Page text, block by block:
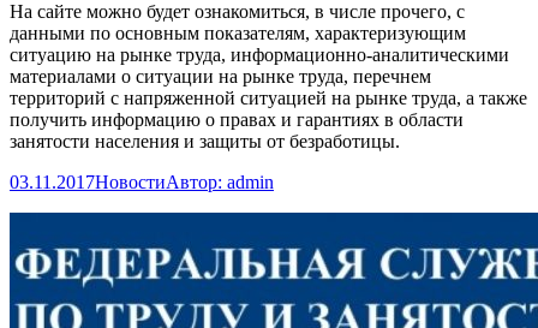
На сайте можно будет ознакомиться, в числе прочего, с
данными по основным показателям, характеризующим
ситуацию на рынке труда, информационно-аналитическими
материалами о ситуации на рынке труда, перечнем
территорий с напряженной ситуацией на рынке труда, а также
получить информацию о правах и гарантиях в области
занятости населения и защиты от безработицы.
03.11.2017НовостиАвтор: admin